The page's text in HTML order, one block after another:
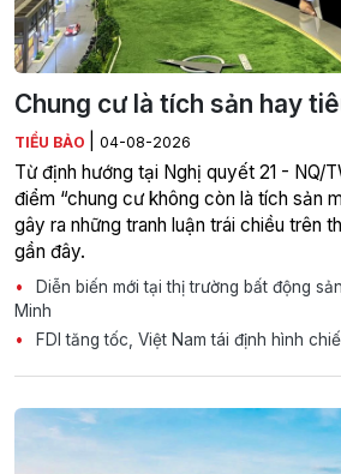
Chung cư là tích sản hay
TIỂU BẢO 04-08-2026
Từ định hướng tại Nghị quyết 21 - NQ/
điểm “chung cư không còn là tích sản
gây ra những tranh luận trái chiều trên
gần đây.
Diễn biến mới tại thị trường bất động
Minh
FDI tăng tốc, Việt Nam tái định hình